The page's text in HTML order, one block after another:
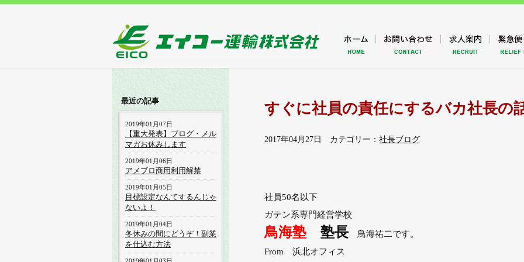
すぐに社員の責任にするバカ社長の
2017年04月27日 カテゴリー： 社長ブログ
社員50名以下
ガテン系専門経営学校
鳥海塾 塾長
鳥海祐二です。
From 浜北オフィス
最近の記事
2019年01月07日
【重大発表】ブログ・メル
マガお休みします
2019年01月06日
アメブロ商用利用解禁
2019年01月05日
目標設定なんてするんじゃ
ないよ！
2019年01月04日
冬休みの間にどうぞ！副業
を仕込む方法